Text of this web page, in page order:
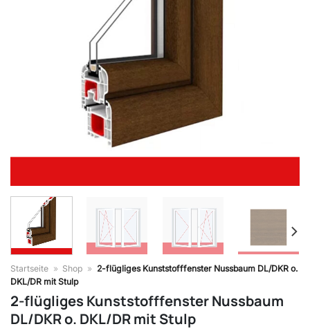
Startseite » Shop » 2-flügliges Kunststofffenster Nussbaum DL/DKR o.
DKL/DR mit Stulp
2-flügliges Kunststofffenster Nussbaum
DL/DKR o. DKL/DR mit Stulp